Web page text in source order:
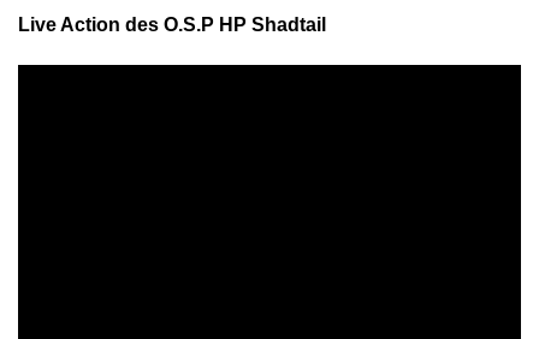
Live Action des O.S.P HP Shadtail